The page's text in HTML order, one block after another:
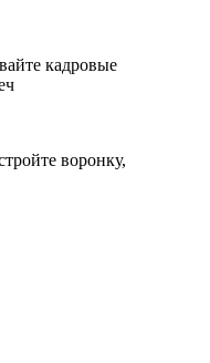
кадровые
воронку,